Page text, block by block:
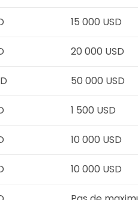
15 000 USD
20 000 USD
50 000 USD
1 500 USD
10 000 USD
10 000 USD